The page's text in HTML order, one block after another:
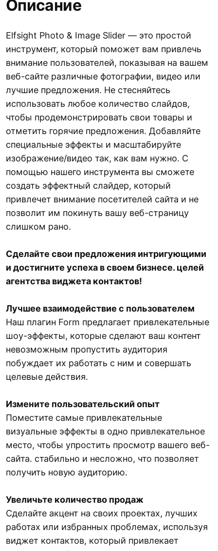
Описание
Elfsight Photo & Image Slider — это простой
инструмент, который поможет вам привлечь
внимание пользователей, показывая на вашем
веб-сайте различные фотографии, видео или
лучшие предложения. Не стесняйтесь
использовать любое количество слайдов,
чтобы продемонстрировать свои товары и
отметить горячие предложения. Добавляйте
специальные эффекты и масштабируйте
изображение/видео так, как вам нужно. С
помощью нашего инструмента вы сможете
создать эффектный слайдер, который
привлечет внимание посетителей сайта и не
позволит им покинуть вашу веб-страницу
слишком рано.
Сделайте свои предложения интригующими
и достигните успеха в своем бизнесе. целей
агентства виджета контактов!
Лучшее взаимодействие с пользователем
Наш плагин Form предлагает привлекательные
шоу-эффекты, которые сделают ваш контент
невозможным пропустить аудитория
побуждает их работать с ним и совершать
целевые действия.
Измените пользовательский опыт
Поместите самые привлекательные
визуальные эффекты в одно привлекательное
место, чтобы упростить просмотр вашего веб-
сайта. стабильно и несложно, что позволяет
получить новую аудиторию.
Увеличьте количество продаж
Сделайте акцент на своих проектах, лучших
работах или избранных проблемах, используя
виджет контактов, который привлекает